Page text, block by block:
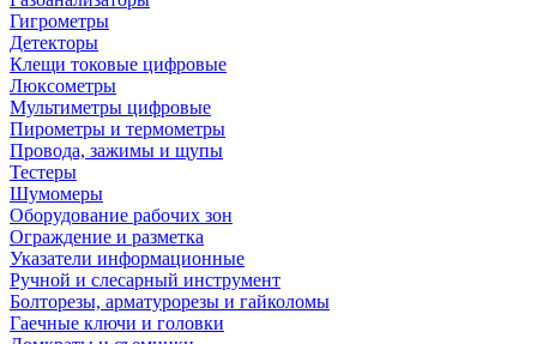
Гигрометры
Детекторы
Клещи токовые цифровые
Люксометры
Мультиметры цифровые
Пирометры и термометры
Провода, зажимы и щупы
Тестеры
Шумомеры
Оборудование рабочих зон
Ограждение и разметка
Указатели информационные
Ручной и слесарный инструмент
Болторезы, арматурорезы и гайколомы
Гаечные ключи и головки